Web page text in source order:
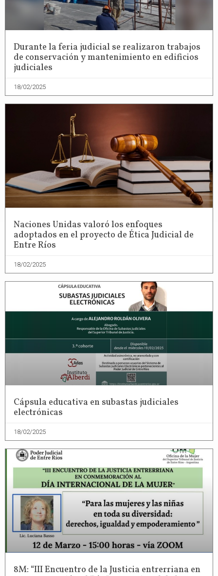
Durante la feria judicial se realizaron trabajos
de conservación y mantenimiento en edificios
judiciales
18/02/2025
Naciones Unidas valoró los enfoques
adoptados en el proyecto de Ética Judicial de
Entre Ríos
18/02/2025
Cápsula educativa en subastas judiciales
electrónicas
18/02/2025
8M: “III Encuentro de la Justicia entrerriana en